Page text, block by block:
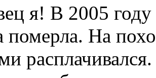
я! В 2005
померла. На